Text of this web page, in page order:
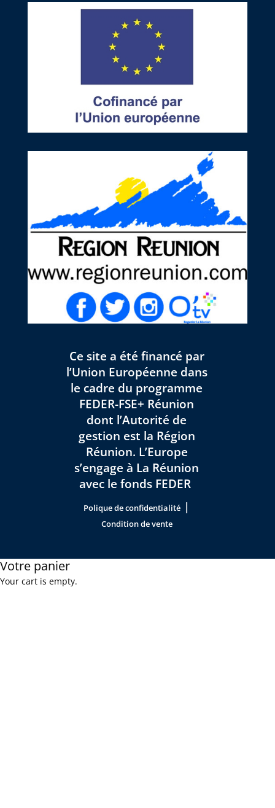
Ce site a été financé par
l’Union Européenne dans
le cadre du programme
FEDER-FSE+ Réunion
dont l’Autorité de
gestion est la Région
Réunion. L’Europe
s’engage à La Réunion
avec le fonds FEDER
Polique de confidentialité |
Condition de vente
Votre panier
Your cart is empty.